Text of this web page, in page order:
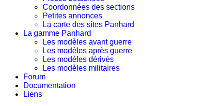
Coordonnées des sections
Petites annonces
La carte des sites Panhard
La gamme Panhard
Les modèles avant guerre
Les modèles après guerre
Les modèles dérivés
Les modèles militaires
Forum
Documentation
Liens